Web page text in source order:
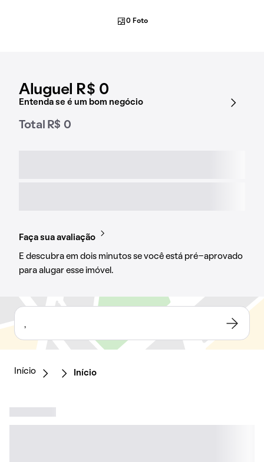
Aluguel R$ 0
Entenda se é um bom negócio
Total R$ 0
Faça sua avaliação
E descubra em dois minutos se você está pré-aprovado
para alugar esse imóvel.
0 Foto
,
Início Início